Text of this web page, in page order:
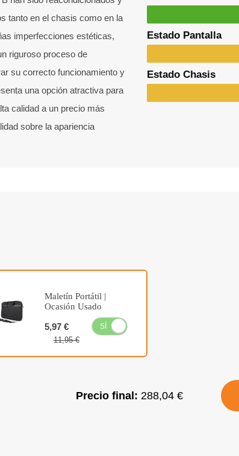
tanto en el chasis como en la
imperfecciones estéticas,
riguroso proceso de
su correcto funcionamiento y
una opción atractiva para
calidad a un precio más
sobre la apariencia
Estado Pantalla
Estado Chasis
Maletín Portátil |
Ocasión Usado
5,97 €
11,95 €
SÍ
Precio final: 288,04 €